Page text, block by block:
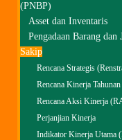
(PNBP)
Asset dan Inventaris
Pengadaan Barang dan
Sakip
Rencana Strategis
Rencana Kinerja
Rencana Aksi Kinerja
Perjanjian Kinerja
Indikator Kinerja Utama